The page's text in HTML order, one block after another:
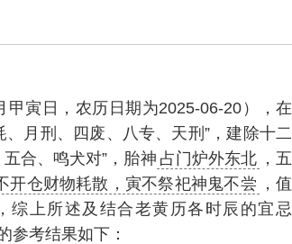
甲寅日，农历日期为2025-06-20），在
月刑、四废、八专、天刑”，建除十二
合、鸣犬对”，胎神 占门炉外东北 ，五
开仓财物耗散，寅不祭祀神鬼不尝 ，值
综上所述及结合老黄历各时辰的宜忌
参考结果如下：